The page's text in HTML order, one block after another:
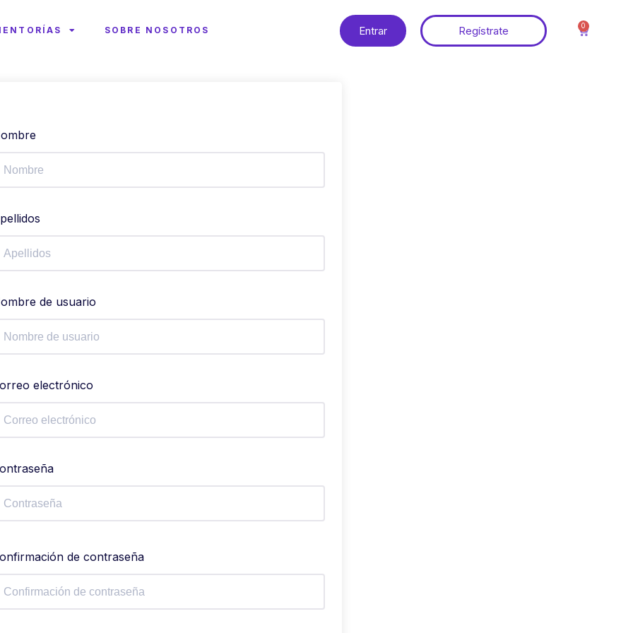
SOBRE NOSOTROS Entrar Regístrate 0
de usuario
electrónico
de contraseña